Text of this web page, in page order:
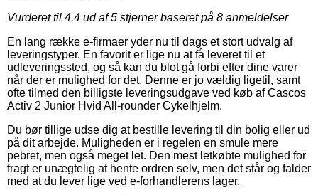
Vurderet til 4.4 ud af 5 stjerner baseret på 8 anmeldelser
En lang række e-firmaer yder nu til dags et stort udvalg af
leveringstyper. En favorit er lige nu at få leveret til et
udleveringssted, og så kan du blot gå forbi efter dine varer
når der er mulighed for det. Denne er jo vældig ligetil, samt
ofte tilmed den billigste leveringsudgave ved køb af Cascos
Activ 2 Junior Hvid All-rounder Cykelhjelm.
Du bør tillige udse dig at bestille levering til din bolig eller ud
på dit arbejde. Muligheden er i regelen en smule mere
pebret, men også meget let. Den mest letkøbte mulighed for
fragt er unægtelig at hente ordren selv, men det står og falder
med at du lever lige ved e-forhandlerens lager.